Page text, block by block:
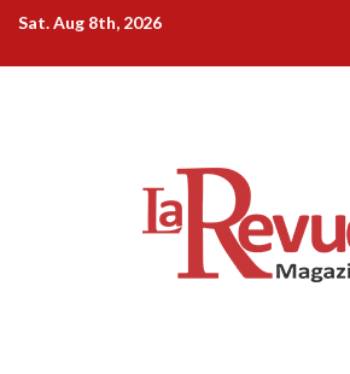
Skip
content
Sat. Aug 8th, 2026